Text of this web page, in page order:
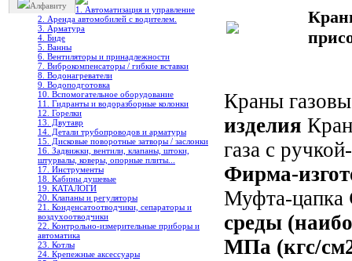
Алфавиту
1. Автоматизация и управление
2. Аренда автомобилей с водителем.
3. Арматура
4. Биде
5. Ванны
6. Вентиляторы и принадлежности
7. Виброкомпенсаторы / гибкие вставки
8. Водонагреватели
9. Водоподготовка
10. Вспомогательное оборудование
11. Гидранты и водоразборные колонки
12. Горелки
13. Двутавр
14. Детали трубопроводов и арматуры
15. Дисковые поворотные затворы / заслонки
16. Задвижки, вентили, клапаны, штоки,
штурвалы, коверы, опорные плиты...
17. Инструменты
18. Кабины душевые
19. КАТАЛОГИ
20. Клапаны и регуляторы
21. Конденсатоотводчики, сепараторы и
воздухоотводчики
22. Контрольно-измерительные приборы и
автоматика
23. Котлы
24. Крепежные аксессуары
Краны
изделия
газа с
Фирма-
Муфта-цапка
среды
МПа (кгс/